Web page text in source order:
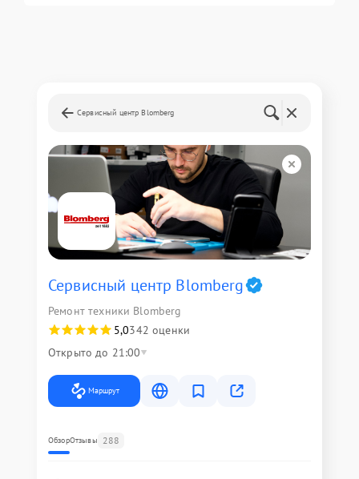
Сервисный центр Blomberg
Сервисный центр Blomberg
Ремонт техники Blomberg
5,0342 оценки
Открыто до 21:00
Маршрут
ОбзорОтзывы 288